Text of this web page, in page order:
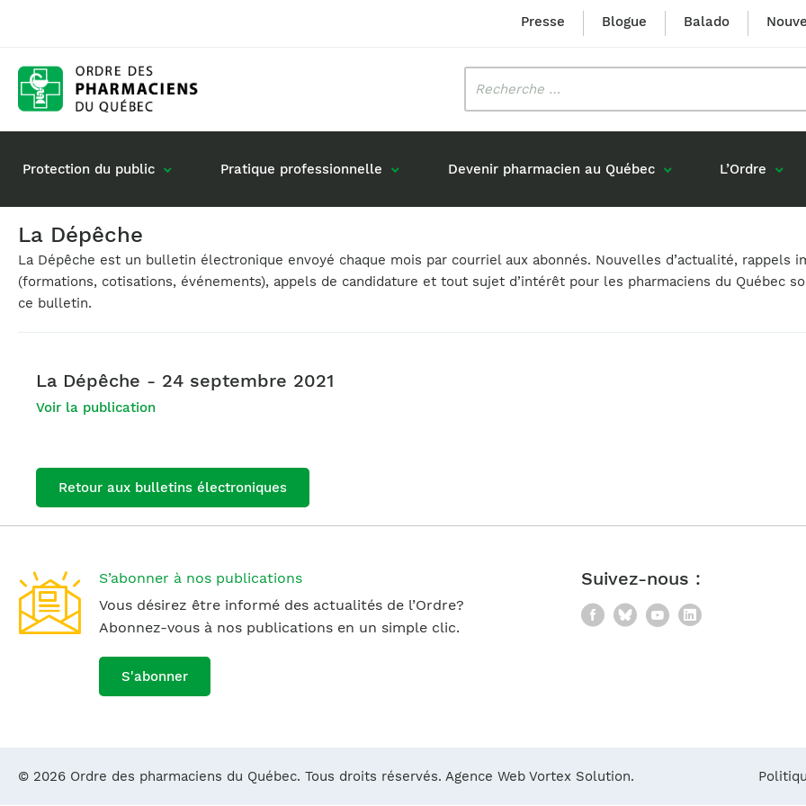
Presse Blogue Balado
Protection du public
Rôle du pharmacien
Vos questions : des réponses
Pratique professionnelle
Gestion de mon dossier
Retour à la pratique
Devenir pharmacien au Québec
Étudiants formés au Québec
L’Ordre
Mission et valeurs
Gouvernance
Prix Louis-Hébert
Prix Innovation Janine-
La Dépêche
La Dépêche est un bulletin électronique envoyé chaque mois par courriel aux abonnés. Nouvelles d’actualité, rappels
(formations, cotisations, événements), appels de candidature et tout sujet d’intérêt pour les pharmaciens du Québec
ce bulletin.
La Dépêche - 24 septembre 2021
Voir la publication
Retour aux bulletins électroniques
S’abonner à nos publications
Vous désirez être informé des actualités de l’Ordre?
Abonnez-vous à nos publications en un simple clic.
S'abonner
Suivez-nous :
Facebook
BlueskyYouTube
LinkedIn
© 2026 Ordre des pharmaciens du Québec. Tous droits réservés. Agence Web Vortex Solution.